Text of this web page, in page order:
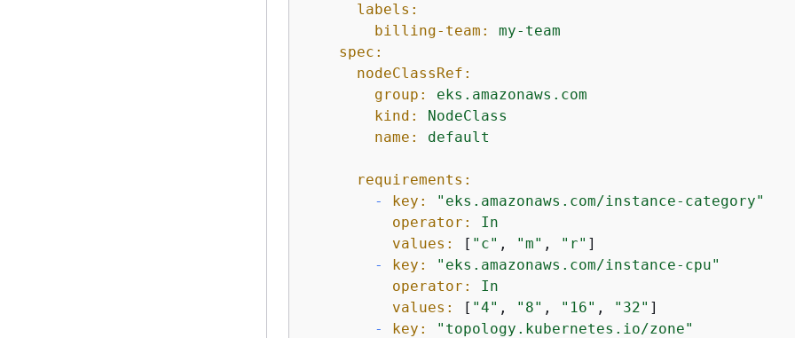
labels:
billing-team:
my-team
spec:
nodeClassRef:
group:
eks.amazonaws.com
kind:
NodeClass
name:
default
requirements:
-
key:
"eks.amazonaws.com/instance-category"
operator:
In
values:
[ "c" , "m" , "r" ]
-
key:
"eks.amazonaws.com/instance-cpu"
operator:
In
values:
[ "4" , "8" , "16" , "32" ]
-
key:
"topology.kubernetes.io/zone"